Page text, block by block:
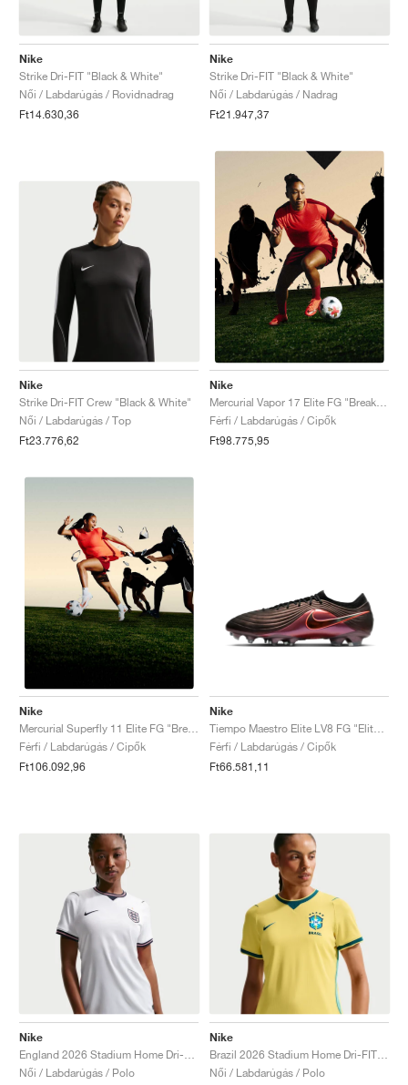
Nike
Strike Dri-FIT "Black & White"
Női / Labdarúgás / Rovidnadrag
Ft14.630,36
Nike
Strike Dri-FIT "Black & White"
Női / Labdarúgás / Nadrag
Ft21.947,37
Nike
Strike Dri-FIT Crew "Black & White"
Női / Labdarúgás / Top
Ft23.776,62
Nike
Mercurial Vapor 17 Elite FG "Break 'Em Pack"
Férfi / Labdarúgás / Cipők
Ft98.775,95
Nike
Mercurial Superfly 11 Elite FG "Break 'Em Pack"
Férfi / Labdarúgás / Cipők
Ft106.092,96
Nike
Férfi / Labdarúgás / Cipők
Ft66.581,11
Nike
Női / Labdarúgás / Polo
Nike
Női / Labdarúgás / Polo